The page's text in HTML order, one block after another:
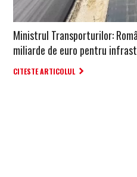
Ministrul Transporturilor:
miliarde de euro pentru
CITESTE ARTICOLUL